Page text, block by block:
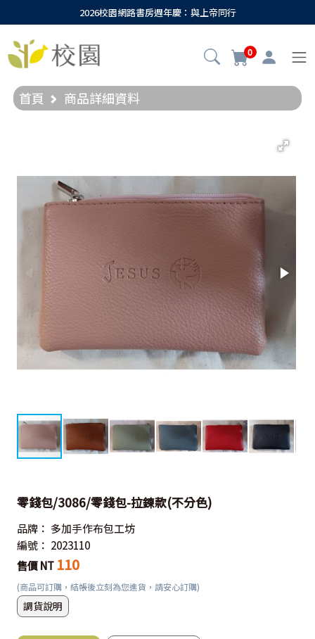
2026校園網路書房週年慶：與上帝同行
0
首頁 商品詳細資料
零錢包/3086/零錢包-拉鍊款(不分色)
品牌： 多加手作布包工坊
編號： 2023110
售價 NT 110
(商品可訂購，結帳後立刻為您進貨，請安心訂購)
調貨說明